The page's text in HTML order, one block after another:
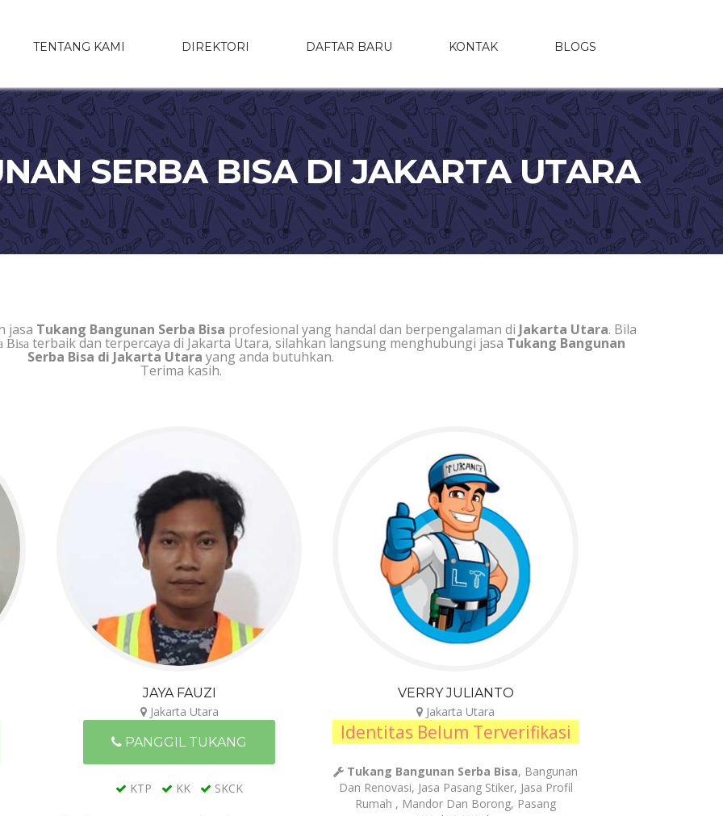
TENTANG KAMI DIREKTORI DAFTAR BARU KONTAK BLOGS
SERBA BISA DI JAKARTA UTARA
jasa Tukang Bangunan Serba Bisa profesional yang handal dan berpengalaman di Jakarta Utara. Bila
Bisa terbaik dan terpercaya di Jakarta Utara, silahkan langsung menghubungi jasa Tukang Bangunan
Serba Bisa di Jakarta Utara yang anda butuhkan.
Terima kasih.
JAYA FAUZI
Jakarta Utara
PANGGIL TUKANG
KTP KK SKCK
VERRY JULIANTO
Jakarta Utara
Identitas Belum Terverifikasi
Tukang Bangunan Serba Bisa, Bangunan
Dan Renovasi, Jasa Pasang Stiker, Jasa Profil
Rumah , Mandor Dan Borong, Pasang